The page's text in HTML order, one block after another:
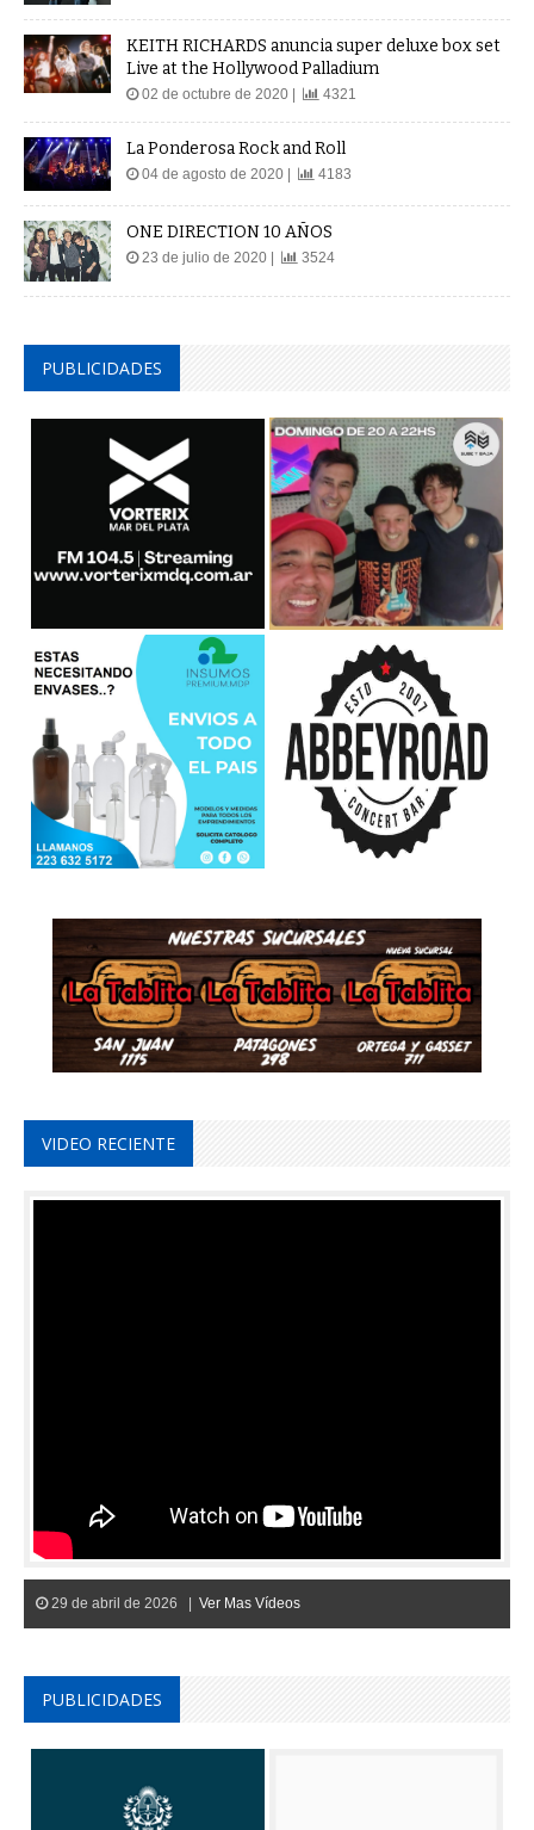
KEITH RICHARDS anuncia super deluxe box set
Live at the Hollywood Palladium
02 de octubre de 2020 | 4321
La Ponderosa Rock and Roll
04 de agosto de 2020 | 4183
ONE DIRECTION 10 AÑOS
23 de julio de 2020 | 3524
PUBLICIDADES
VIDEO RECIENTE
29 de abril de 2026 | Ver Mas Vídeos
PUBLICIDADES